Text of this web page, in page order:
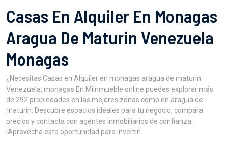
Casas En Alquiler En Monagas
Aragua De Maturin Venezuela
Monagas
¿Necesitas Casas en Alquiler en monagas aragua de maturin
Venezuela, monagas En MiInmueble.online puedes explorar más
de 292 propiedades en las mejores zonas como en aragua de
maturin. Descubre espacios ideales para tu negocio, compara
precios y contacta con agentes inmobiliarios de confianza.
¡Aprovecha esta oportunidad para invertir!